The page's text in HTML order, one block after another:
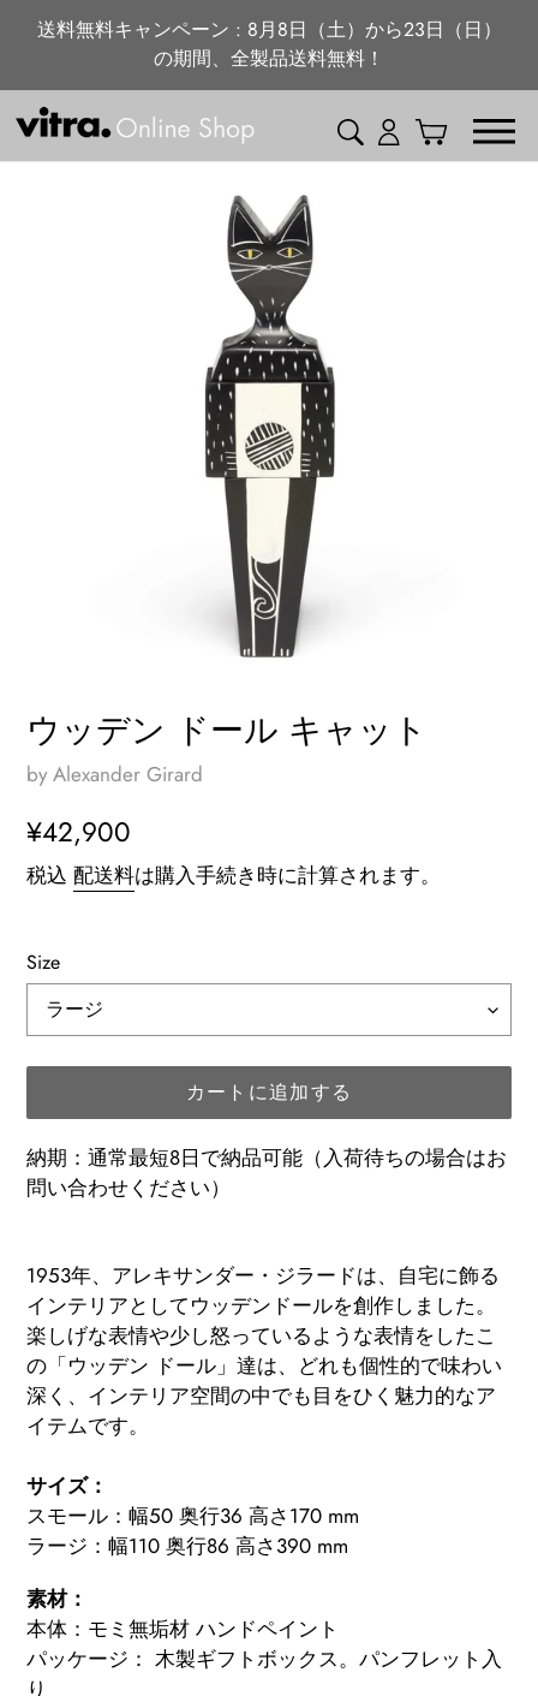
ン
送料無料キャンペーン : 8月8日（土）から23日（日）
の期間、全製品送料無料！
検索 ログインカート
ウッデン ドール キャット
by Alexander Girard
通
常
格
¥42,900
税込 配送料は購入手続き時に計算されます。
Size
カートに追加する
納期：通常最短8日で納品可能（入荷待ちの場合はお
問い合わせください）
ー
ト
に
商
品
を
加
す
る
1953年、アレキサンダー・ジラードは、自宅に飾る
インテリアとしてウッデンドールを創作しました。
楽しげな表情や少し怒っているような表情をしたこ
の「ウッデン ドール」達は、どれも個性的で味わい
深く、インテリア空間の中でも目をひく魅力的なア
イテムです。
サイズ：
スモール：幅50 奥行36 高さ170 mm
ラージ：幅110 奥行86 高さ390 mm
素材：
本体：モミ無垢材 ハンドペイント
パッケージ： 木製ギフトボックス。パンフレット入
り